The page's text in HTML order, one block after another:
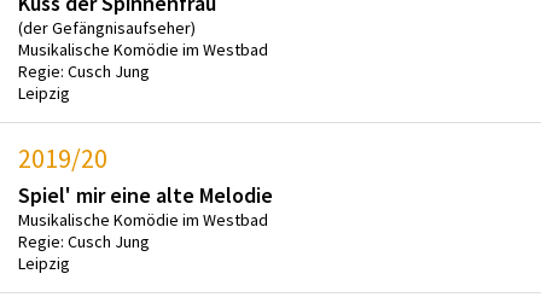
(der Gefängnisaufseher)
Musikalische Komödie im Westbad
Regie: Cusch Jung
Leipzig
2019/20
Spiel' mir eine alte Melodie
Musikalische Komödie im Westbad
Regie: Cusch Jung
Leipzig